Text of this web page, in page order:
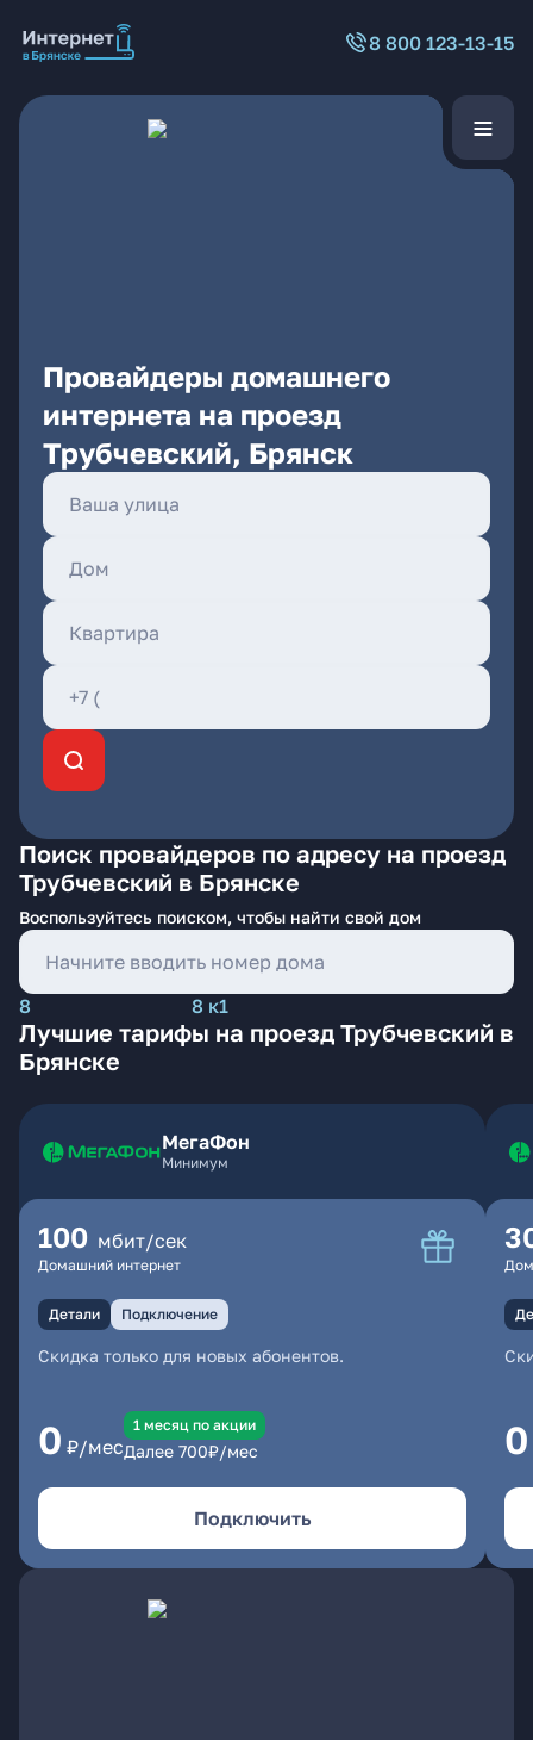
8 800 123-13-15
Провайдеры домашнего
интернета на проезд
Трубчевский, Брянск
Поиск провайдеров по адресу на проезд
Трубчевский в Брянске
Воспользуйтесь поиском, чтобы найти свой дом
8 8 к1
Лучшие тарифы на проезд Трубчевский в
Брянске
МегаФон
Минимум
100 мбит/сек
Домашний интернет
Детали Подключение
Скидка только для новых абонентов.
0 ₽/мес
1 месяц по акции
Далее 700₽/мес
Подключить
0